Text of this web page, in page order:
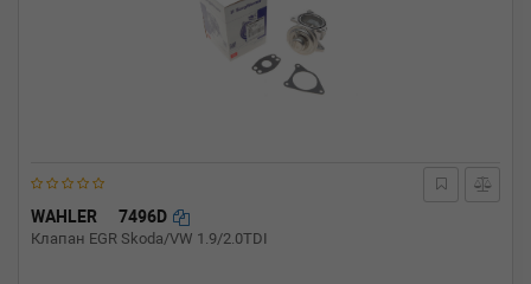
WAHLER 7496D
Клапан EGR Skoda/VW 1.9/2.0TDI